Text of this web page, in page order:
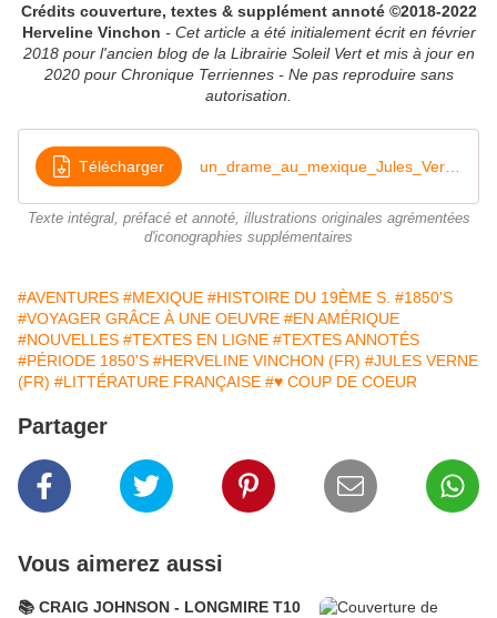
Crédits couverture, textes & supplément annoté ©2018-2022
Herveline Vinchon - Cet article a été initialement écrit en février
2018 pour l'ancien blog de la Librairie Soleil Vert et mis à jour en
2020 pour Chronique Terriennes - Ne pas reproduire sans
autorisation.
Télécharger
Texte intégral, préfacé et annoté, illustrations originales agrémentées
d'iconographies supplémentaires
#AVENTURES #MEXIQUE #HISTOIRE DU 19ÈME S. #1850'S
#VOYAGER GRÂCE À UNE OEUVRE #EN AMÉRIQUE
#NOUVELLES #TEXTES EN LIGNE #TEXTES ANNOTÉS
#PÉRIODE 1850'S #HERVELINE VINCHON (FR) #JULES VERNE
(FR) #LITTÉRATURE FRANÇAISE #♥ COUP DE COEUR
Partager
Vous aimerez aussi
📚 CRAIG JOHNSON - LONGMIRE T10